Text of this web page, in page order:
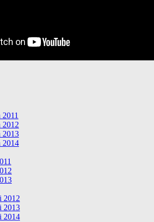
2011
2012
2013
2014
2012
2013
2014